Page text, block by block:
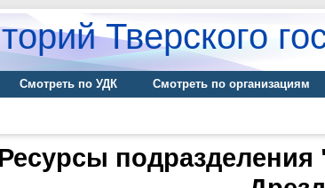
Тверского
Смотреть по УДК Смотреть по организациям
Ресурсы подразделения